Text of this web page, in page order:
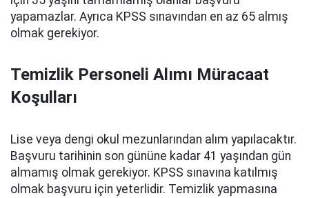
yapamazlar. Ayrıca KPSS sınavından en az 65 almış
olmak gerekiyor.
Temizlik Personeli Alımı Müracaat
Koşulları
Lise veya dengi okul mezunlarından alım yapılacaktır.
Başvuru tarihinin son gününe kadar 41 yaşından gün
almamış olmak gerekiyor. KPSS sınavına katılmış
olmak başvuru için yeterlidir. Temizlik yapmasına